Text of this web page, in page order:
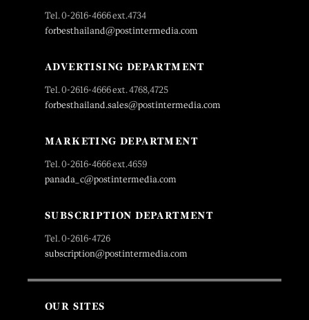
Tel. 0-2616-4666 ext.4734
forbesthailand@postintermedia.com
ADVERTISING DEPARTMENT
Tel. 0-2616-4666 ext. 4768,4725
forbesthailand.sales@postintermedia.com
MARKETING DEPARTMENT
Tel. 0-2616-4666 ext.4659
panada_c@postintermedia.com
SUBSCRIPTION DEPARTMENT
Tel. 0-2616-4726
subscription@postintermedia.com
OUR SITES